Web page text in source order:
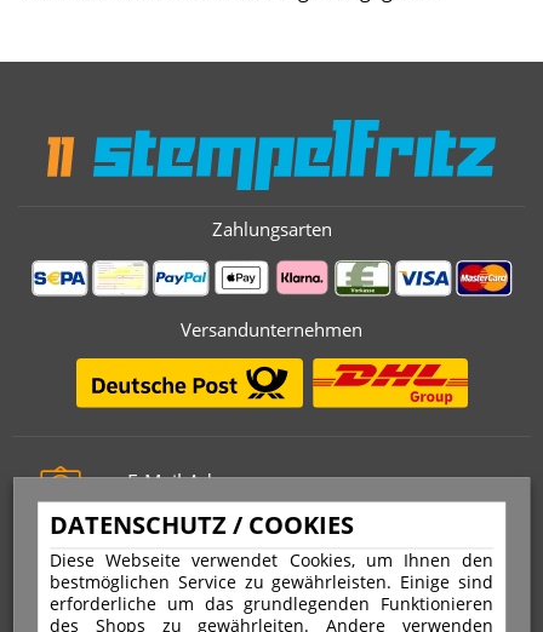
DATENSCHUTZ / COOKIES
Diese Webseite verwendet Cookies, um Ihnen den
bestmöglichen Service zu gewährleisten. Einige sind
erforderliche um das grundlegenden Funktionieren
des Shops zu gewährleiten. Andere verwenden
Zahlungsarten
Versandunternehmen
E-Mail-Adresse
info@stempelfritz.de
Telefon
0221 677 812 08